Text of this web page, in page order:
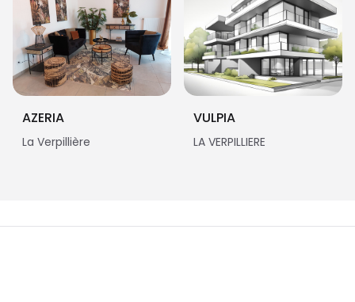
AZERIA
La Verpillière
VULPIA
LA VERPILLIERE